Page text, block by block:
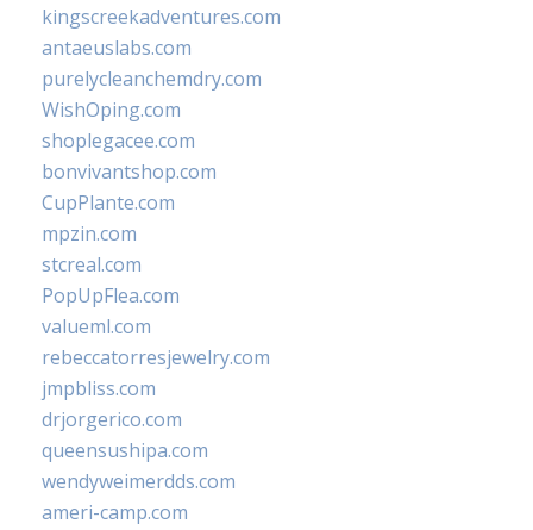
kingscreekadventures.com
antaeuslabs.com
purelycleanchemdry.com
WishOping.com
shoplegacee.com
bonvivantshop.com
CupPlante.com
mpzin.com
stcreal.com
PopUpFlea.com
valueml.com
rebeccatorresjewelry.com
jmpbliss.com
drjorgerico.com
queensushipa.com
wendyweimerdds.com
ameri-camp.com